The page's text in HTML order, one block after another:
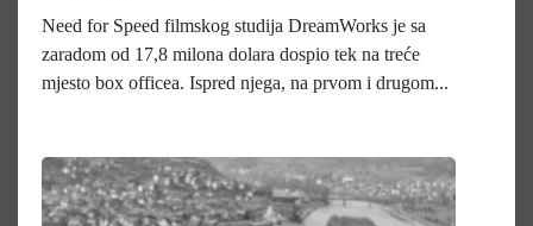
Need for Speed filmskog studija DreamWorks je sa
zaradom od 17,8 milona dolara dospio tek na treće
mjesto box officea. Ispred njega, na prvom i drugom...